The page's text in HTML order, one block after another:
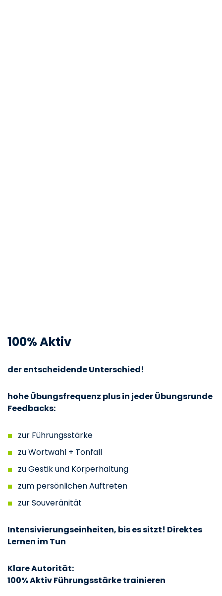
100% Aktiv
der entscheidende Unterschied!
hohe Übungsfrequenz plus in jeder Übungsrunde
Feedbacks:
zur Führungsstärke
zu Wortwahl + Tonfall
zu Gestik und Körperhaltung
zum persönlichen Auftreten
zur Souveränität
Intensivierungseinheiten, bis es sitzt! Direktes
Lernen im Tun
Klare Autorität:
100% Aktiv Führungsstärke trainieren